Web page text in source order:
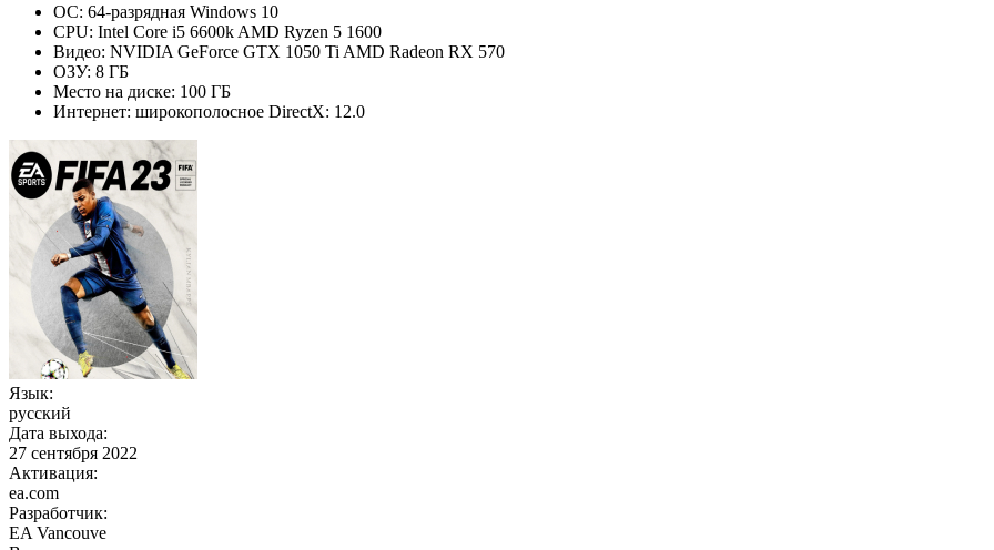
ОС: 64-разрядная Windows 10
CPU: Intel Core i5 6600k AMD Ryzen 5 1600
Видео: NVIDIA GeForce GTX 1050 Ti AMD Radeon RX 570
ОЗУ: 8 ГБ
Место на диске: 100 ГБ
Интернет: широкополосное DirectX: 12.0
Язык:
русский
Дата выхода:
27 сентября 2022
Активация:
ea.com
Разработчик:
EA Vancouve